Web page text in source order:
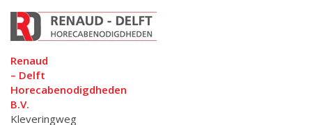
Renaud
– Delft
Horecabenodigdheden
B.V.
Kleveringweg